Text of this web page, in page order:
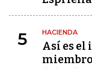
5 HACIENDA
Así es el